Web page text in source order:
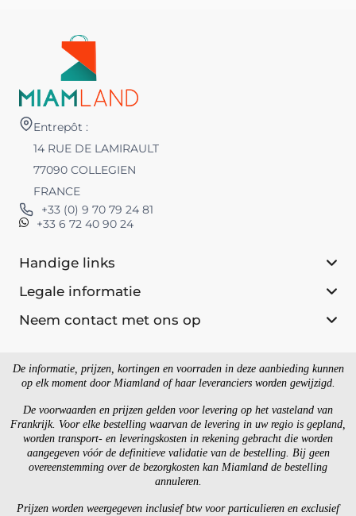
Entrepôt :
14 RUE DE LAMIRAULT
77090 COLLEGIEN
FRANCE
+33 (0) 9 70 79 24 81
+33 6 72 40 90 24
Handige links
Legale informatie
Neem contact met ons op
De informatie, prijzen, kortingen en voorraden in deze aanbieding kunnen
op elk moment door Miamland of haar leveranciers worden gewijzigd.
De voorwaarden en prijzen gelden voor levering op het vasteland van
Frankrijk. Voor elke bestelling waarvan de levering in uw regio is gepland,
worden transport- en leveringskosten in rekening gebracht die worden
aangegeven vóór de definitieve validatie van de bestelling. Bij geen
overeenstemming over de bezorgkosten kan Miamland de bestelling
annuleren.
Prijzen worden weergegeven inclusief btw voor particulieren en exclusief